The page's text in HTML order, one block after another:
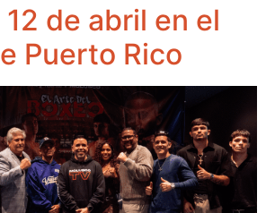
12 de abril en el
Puerto Rico